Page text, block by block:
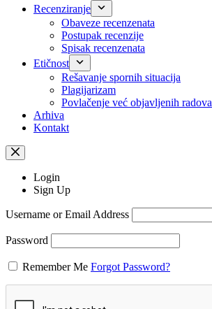
Recenziranje
Obaveze recenzenata
Postupak recenzije
Spisak recenzenata
Etičnost
Rešavanje spornih situacija
Plagijarizam
Povlačenje već objavljenih radova
Arhiva
Kontakt
Login
Sign Up
Username or Email Address
Password
Remember Me Forgot Password?